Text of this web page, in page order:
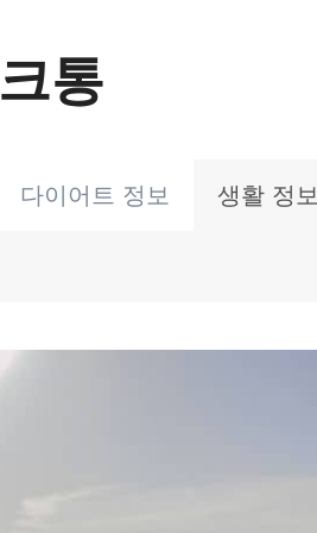
크통
다이어트 정보 생활 정보